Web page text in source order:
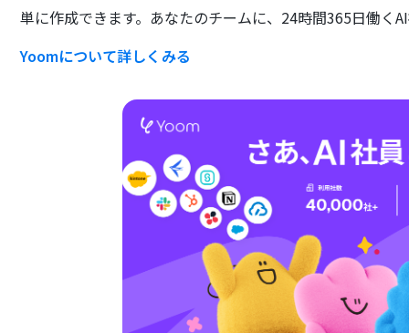
単に作成できます。あなたのチームに、24時間365日働く
Yoomについて詳しくみる